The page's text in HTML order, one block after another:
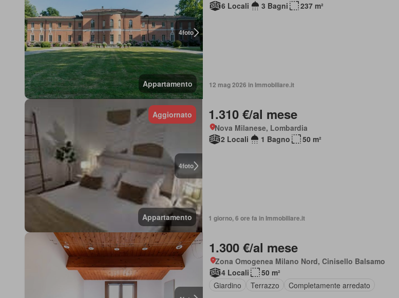
4foto
Appartamento
6 Locali
3 Bagni 237 m²
12 mag 2026 in Immobiliare.it
4foto
Aggiornato
Appartamento
1.310 €/al mese
Nova Milanese, Lombardia
2 Locali
1 Bagno 50 m²
1 giorno, 6 ore fa in Immobiliare.it
1.300 €/al mese
Zona Omogenea Milano Nord, Cinisello Balsamo
4 Locali
50 m²
Giardino
Terrazzo Completamente arredato